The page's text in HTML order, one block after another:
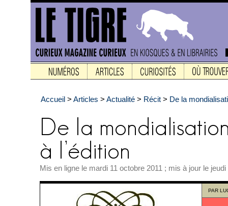
Accueil > Articles > Actualité > Récit > De la
Mis en ligne le mardi 11 octobre 2011 ; mis à jour le
PAR